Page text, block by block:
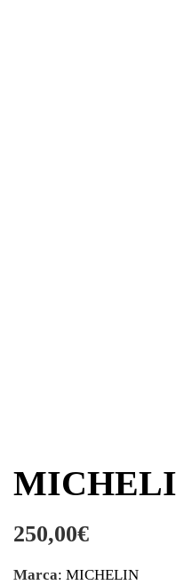
250,00€
Marca: MICHELIN